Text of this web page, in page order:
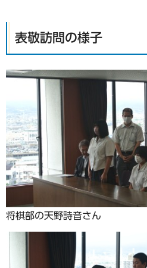
表敬訪問の様子
将棋部の天野詩音さん